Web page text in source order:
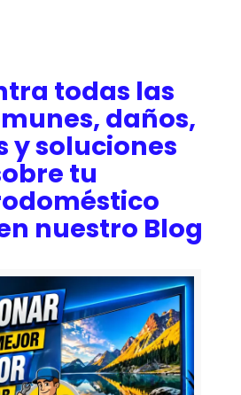
todas las
daños,
y soluciones
tu
nuestro Blog